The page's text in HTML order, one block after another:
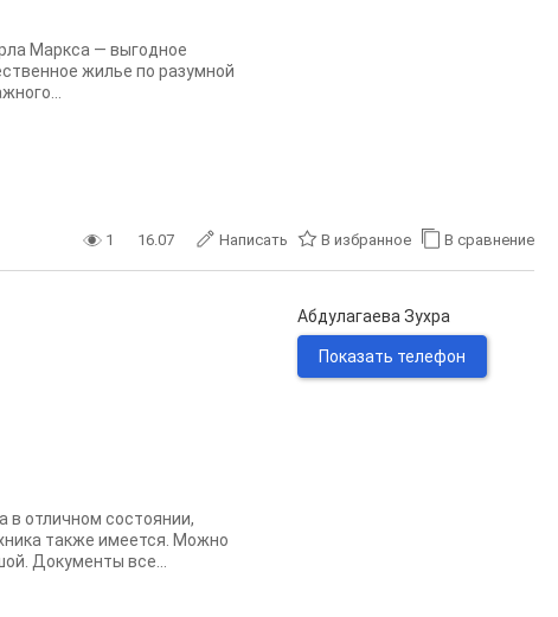
Маркса — выгодное
жилье по разумной
1 16.07 Написать В избранное В сравнение
отличном состоянии,
также имеется. Можно
Документы все...
Абдулагаева Зухра
Показать телефон